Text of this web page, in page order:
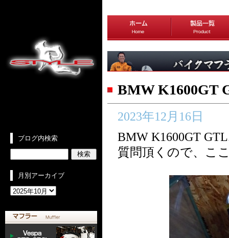
ブログ内検索
月別アーカイブ
BMW K1600GT
2023年12月16日
BMW K1600GT
質問頂くので、こ